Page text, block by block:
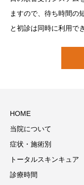
ますので、待ち時間の
と初診は同時に利用で
HOME
当院について
症状・施術別
トータルスキンキュア
診療時間